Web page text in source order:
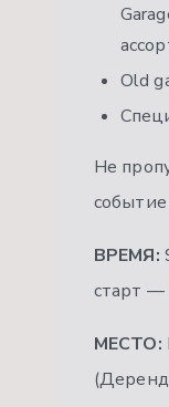
Old
Не
событие
ВРЕМЯ:
старт —
МЕСТО: